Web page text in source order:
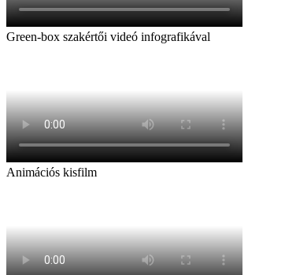
Green-box szakértői videó infografikával
Animációs kisfilm